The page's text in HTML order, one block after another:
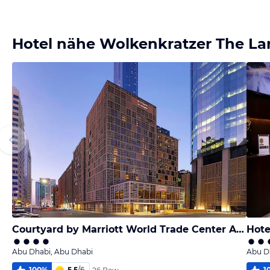
Hotel nähe Wolkenkratzer The
Courtyard by Marriott World Trade Center Abu Dhabi
Abu Dhabi, Abu Dhabi
Abu